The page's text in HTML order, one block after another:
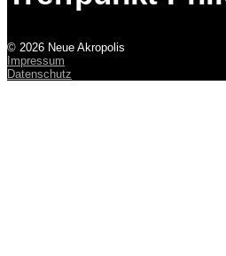
© 2026 Neue Akropolis
Impressum
Datenschutz